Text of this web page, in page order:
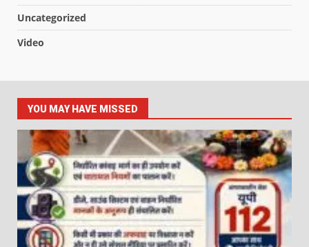
Uncategorized
Video
YOU MAY HAVE MISSED